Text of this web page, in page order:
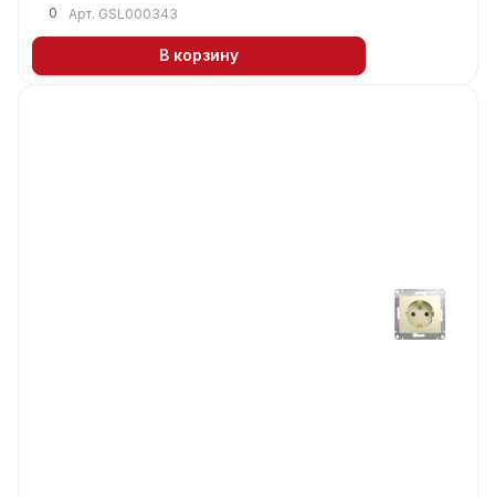
0 Арт. GSL000343
В корзину